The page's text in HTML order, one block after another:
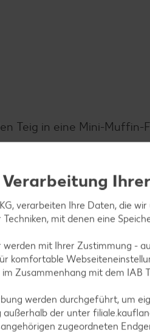
Teig in eine Mini-Muffin-
verarbeiten Ihre Daten, die
mit denen eine
mit Ihrer Zustimmung -
komfortable
Zusammenhang mit dem IAB
werden durchgeführt, um
der unter
zugeordneten